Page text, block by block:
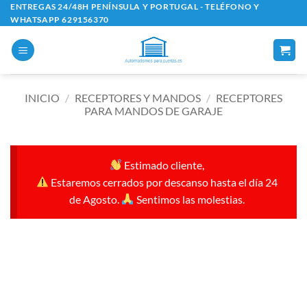
Saltar
al
contenido
ENTREGAS 24/48H PENÍNSULA Y PORTUGAL - TELÉFONO Y
WHATSAPP 629156370
INICIO / RECEPTORES Y MANDOS / RECEPTORES
PARA MANDOS DE GARAJE
Estimado cliente,
Estaremos cerrados por descanso hasta el día 24
de Agosto.
Sentimos las molestias.